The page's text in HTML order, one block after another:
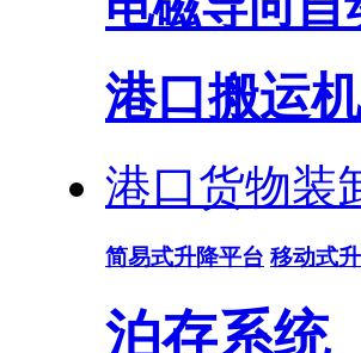
港口搬运
港口货物装
简易式升降平台 移动式
泊存系统